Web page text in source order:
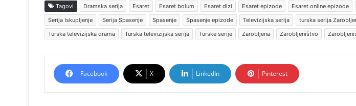
Tagovi Dramska serija Esaret Esaret bolum Esaret dizi Esaret epizode Esaret online epizode
Serija Iskupljenje
Serija Spasenje Spasenje Spasenje epizode Televizijska serija
turska serija
Turska televizijska drama
Turska televizijska serija Turske serije Zarobljena Zarobljeništvo
Facebook X LinkedIn Pinterest